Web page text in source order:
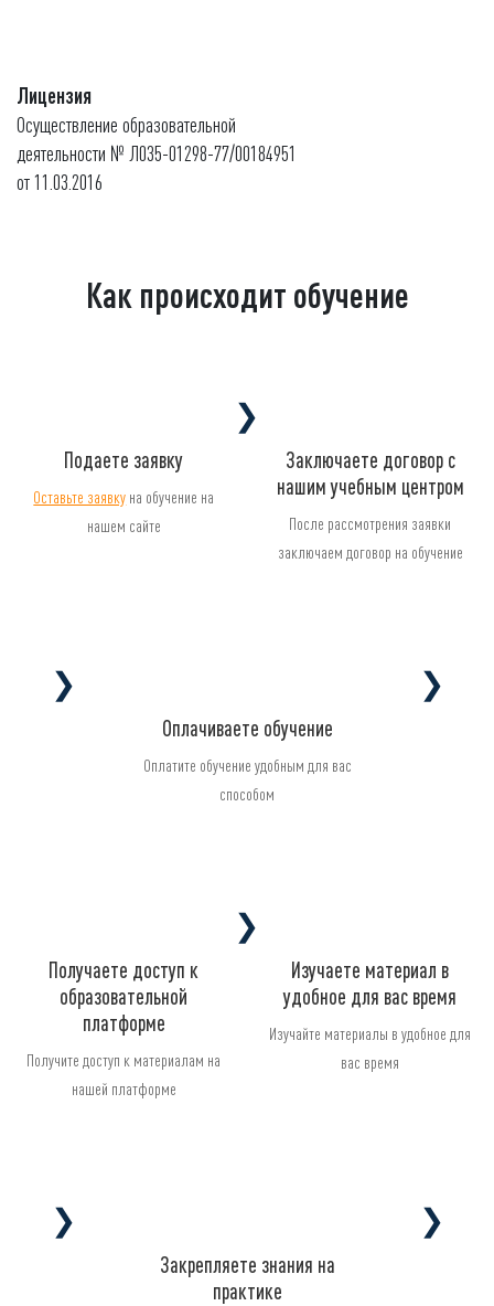
Лицензия
Осуществление образовательной
деятельности № Л035-01298-77/00184951
от 11.03.2016
Как происходит обучение
Подаете заявку
Оставьте заявку на обучение на
нашем сайте
❯
Заключаете договор с
нашим учебным центром
После рассмотрения заявки
заключаем договор на обучение
❯
Оплачиваете обучение
Оплатите обучение удобным для вас
способом
❯
Получаете доступ к
образовательной
платформе
Получите доступ к материалам на
нашей платформе
❯
Изучаете материал в
удобное для вас время
Изучайте материалы в удобное для
вас время
❯
Закрепляете знания на
практике
❯